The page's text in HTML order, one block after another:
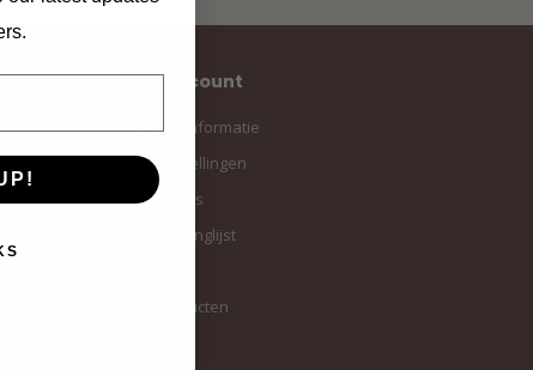
Mijn account
Account informatie
Mijn bestellingen
Mijn tickets
Mijn verlanglijst
Alle producten